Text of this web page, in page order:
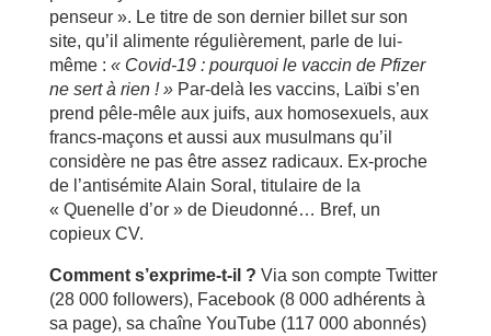
penseur ». Le titre de son dernier billet sur son
site, qu’il alimente régulièrement, parle de lui-
même : « Covid-19 : pourquoi le vaccin de Pfizer
ne sert à rien ! »Par-delà les vaccins, Laïbi s’en
prend pêle-mêle aux juifs, aux homosexuels, aux
francs-maçons et aussi aux musulmans qu’il
considère ne pas être assez radicaux. Ex-proche
de l’antisémite Alain Soral, titulaire de la
« Quenelle d’or » de Dieudonné… Bref, un
copieux CV.
Comment s’exprime-t-il ? Via son compte Twitter
(28 000 followers), Facebook (8 000 adhérents à
sa page), sa chaîne YouTube (117 000 abonnés)